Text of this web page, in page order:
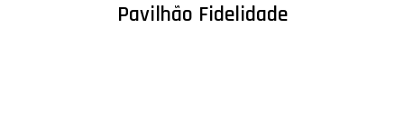
Pavilhão Fidelidade